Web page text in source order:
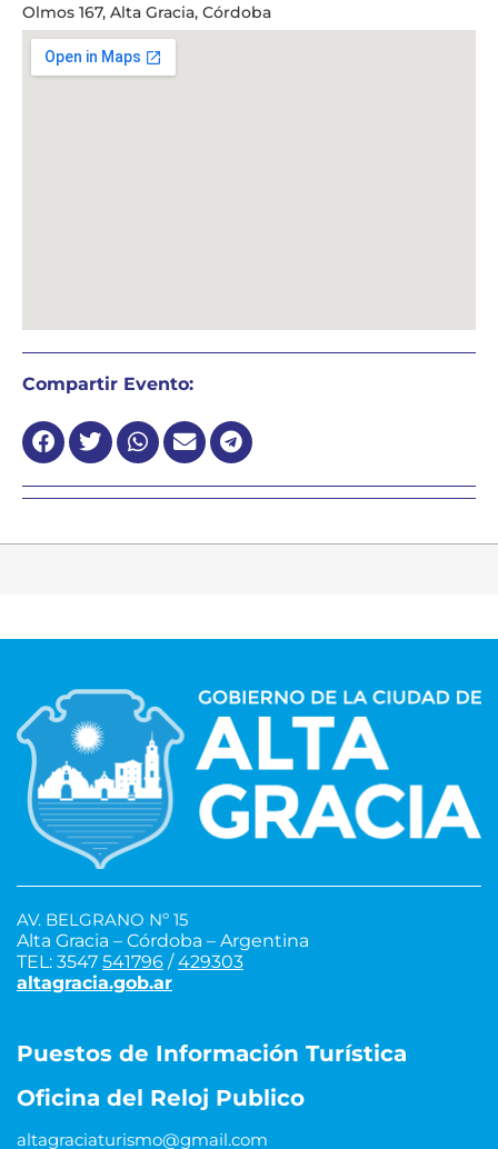
Olmos 167, Alta Gracia, Córdoba
Compartir Evento:
AV. BELGRANO Nº 15
Alta Gracia – Córdoba – Argentina
TEL: 3547 541796 /429303
altagracia.gob.ar
Puestos de Información Turística
Oficina del Reloj Publico
altagraciaturismo@gmail.com